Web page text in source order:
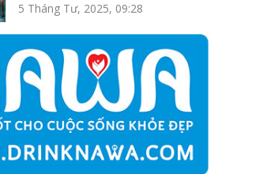
5 Tháng Tư, 2025, 09:28